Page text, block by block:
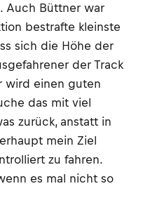
Auch Büttner war
bestrafte kleinste
sich die Höhe der
der Track
wird einen guten
das mit viel
zurück, anstatt in
mein Ziel
zu fahren.
es mal nicht so